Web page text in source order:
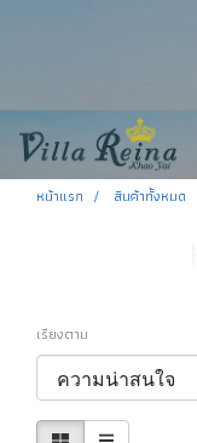
หน้าแรก สินค้าทั้งหมด
เรียงตาม